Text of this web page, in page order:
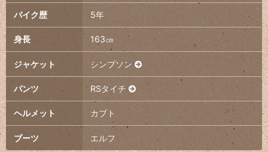
バイク歴 5年
身長 163㎝
ジャケット シンプソン
パンツ RSタイチ
ヘルメット カブト
ブーツ エルフ